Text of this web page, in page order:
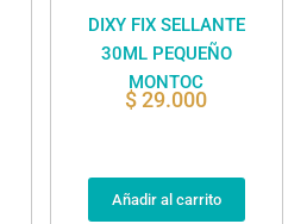
DIXY FIX SELLANTE
30ML PEQUEÑO
MONTOC
$29.000
Añadir al carrito